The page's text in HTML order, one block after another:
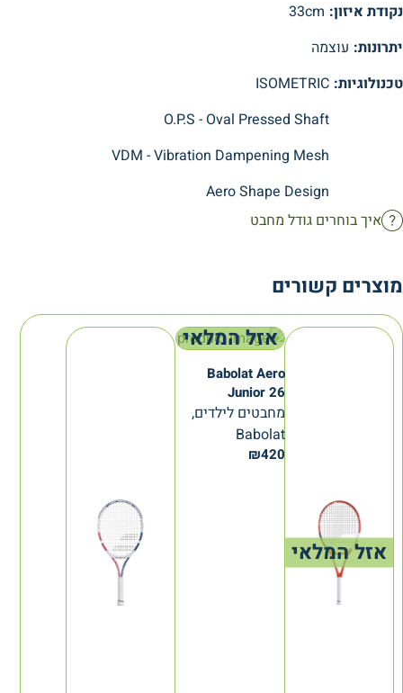
נקודת איזון: 33cm
יתרונות: עוצמה
טכנולוגיות: ISOMETRIC
O.P.S - Oval Pressed Shaft
VDM - Vibration Dampening Mesh
Aero Shape Design
איך בוחרים גודל מחבט
מוצרים קשורים
אזל המלאי
אזל המלאי
Babolat Aero
Junior 26
מחבטים לילדים,
Babolat
₪420